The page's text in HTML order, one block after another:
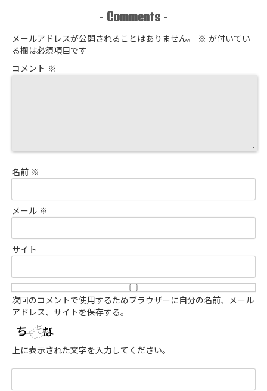
- Comments -
メールアドレスが公開されることはありません。 ※ が付いてい
る欄は必須項目です
コメント ※
名前 ※
メール ※
サイト
次回のコメントで使用するためブラウザーに自分の名前、メール
アドレス、サイトを保存する。
上に表示された文字を入力してください。